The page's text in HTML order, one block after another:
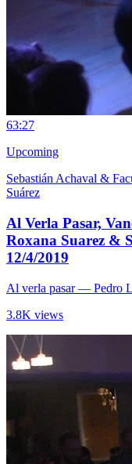
63:27
Upcoming
Sebastián Achaval &
Suárez
Al Verla Pasar,
Roxana Suarez &
12/4/2019
Al verla pasar— Pedro
3.8K views